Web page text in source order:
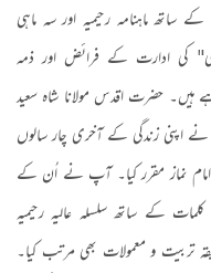
ساتھ ماہنامہ رحیمیہ اور سہ ماہی
کی ادارت کے فرائض اور ذمہ
ہیں۔ حضرت اقدس مولانا شاہ سعید
اپنی زندگی کے آخری چار سالوں
نماز مقرر کیا۔ آپ نے اُن کے
کے ساتھ سلسلہ عالیہ رحیمیہ
تربیت و معمولات بھی مرتب کیا۔